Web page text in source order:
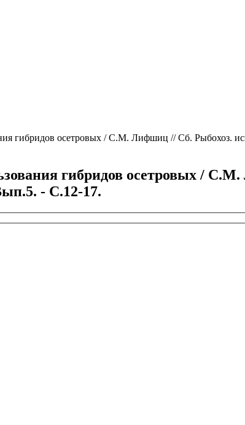
гибридов осетровых / С.М. Лифшиц // Сб. Рыбохоз.
гибридов осетровых /
- С.12-17.